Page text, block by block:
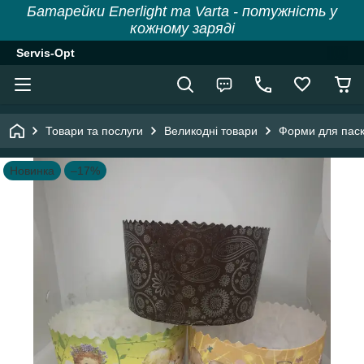
Батарейки Enerlight та Varta - потужність у
кожному заряді
Servis-Opt
Товари та послуги Великодні товари Форми для
Новинка –17%